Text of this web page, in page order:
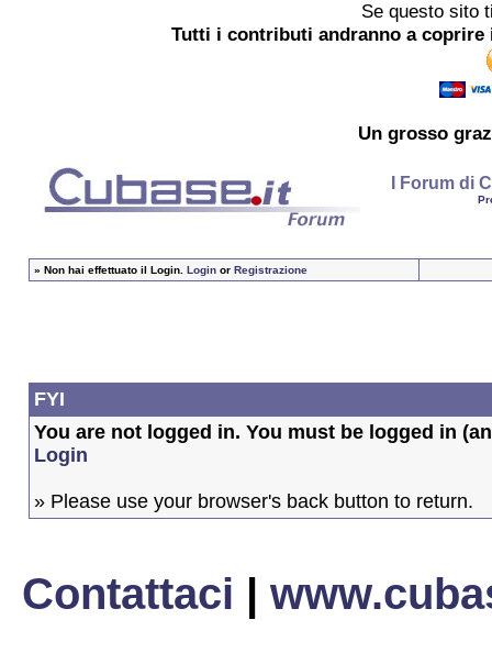
Se questo sito
Tutti i contributi andranno a
Un grosso
I Forum di
» Non hai effettuato il Login. Loginor Registrazione
FYI
You are not logged in. You must be logged in
Login
» Please use your browser's back button to return.
Contattaci |